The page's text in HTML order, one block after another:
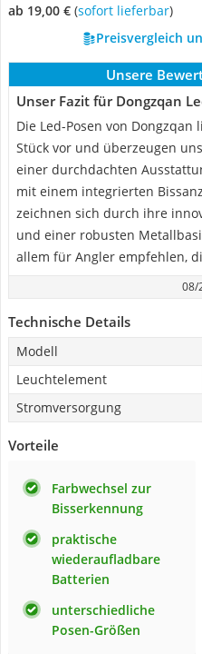
ab 19,00 € ( Sofort lieferbar)
Preisvergleich
Unsere
Unser Fazit für Dongzqan
Die Led-Posen von
Stück vor und überzeugen
einer durchdachten
mit einem integrierten
zeichnen sich durch ihre
und einer robusten
allem für Angler empfehlen,
08/
Technische Details
Modell
Leuchtelement
Stromversorgung
Vorteile
Farbwechsel zur
Bisserkennung
praktische
wiederaufladbare
Batterien
unterschiedliche
Posen-Größen